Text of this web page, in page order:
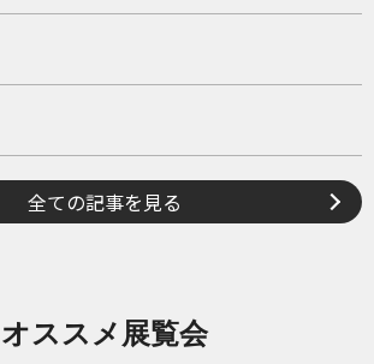
全ての記事を見る
オススメ展覧会